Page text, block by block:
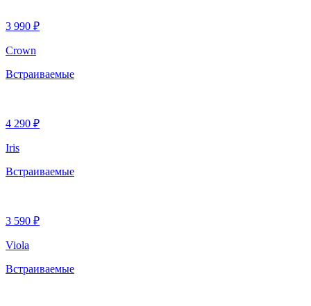
3 990 ₽
Crown
Встраиваемые
4 290 ₽
Iris
Встраиваемые
3 590 ₽
Viola
Встраиваемые